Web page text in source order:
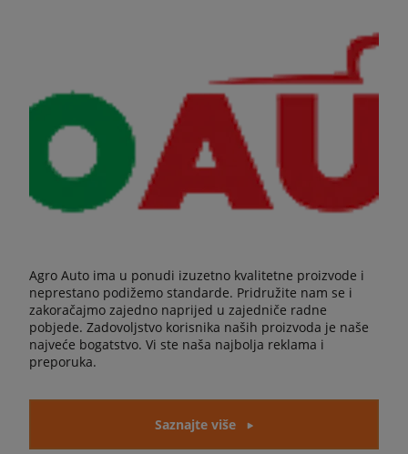
Agro Auto ima u ponudi izuzetno kvalitetne proizvode i
neprestano podižemo standarde. Pridružite nam se i
zakoračajmo zajedno naprijed u zajedniče radne
pobjede. Zadovoljstvo korisnika naših proizvoda je naše
najveće bogatstvo. Vi ste naša najbolja reklama i
preporuka.
Saznajte više